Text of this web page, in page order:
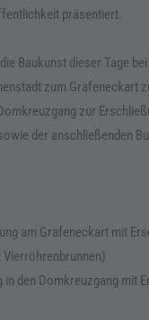
präsentiert.
Baukunst dieser Tage
zum Grafeneckart
zur
der anschließenden
am Grafeneckart mit
in den Domkreuzgang mit